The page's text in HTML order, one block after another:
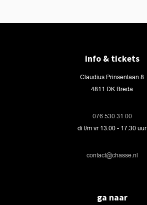
info & tickets
Claudius Prinsenlaan 8
4811 DK Breda
076 530 31 00
di t/m vr 13.00 - 17.30 uur
contact@chasse.nl
ga naar